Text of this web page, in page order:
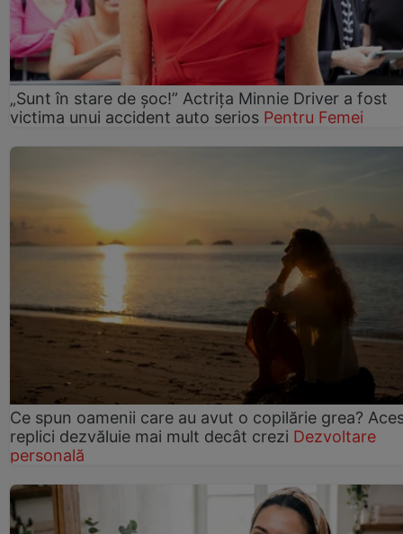
„Sunt în stare de șoc!” Actrița Minnie Driver a fost
victima unui accident auto serios Pentru Femei
Ce spun oamenii care au avut o copilărie grea?
replici dezvăluie mai mult decât crezi Dezvoltare
personală